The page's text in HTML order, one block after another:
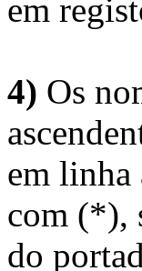
em
4) Os
em linha
com (*),
do